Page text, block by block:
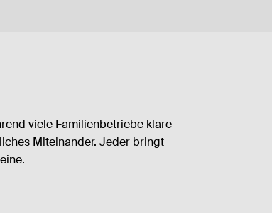
viele Familienbetriebe klare
Miteinander. Jeder bringt